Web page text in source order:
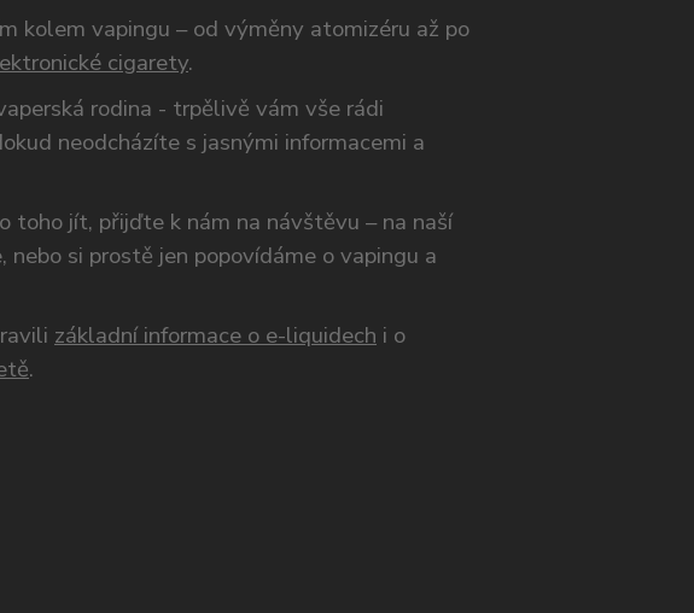
kolem vapingu – od výměny atomizéru až po
cigarety.
rodina - trpělivě vám vše rádi
neodcházíte s jasnými informacemi a
toho jít, přijďte k nám na návštěvu – na naší
nebo si prostě jen popovídáme o vapingu a
základní informace o e-liquidech i o
.